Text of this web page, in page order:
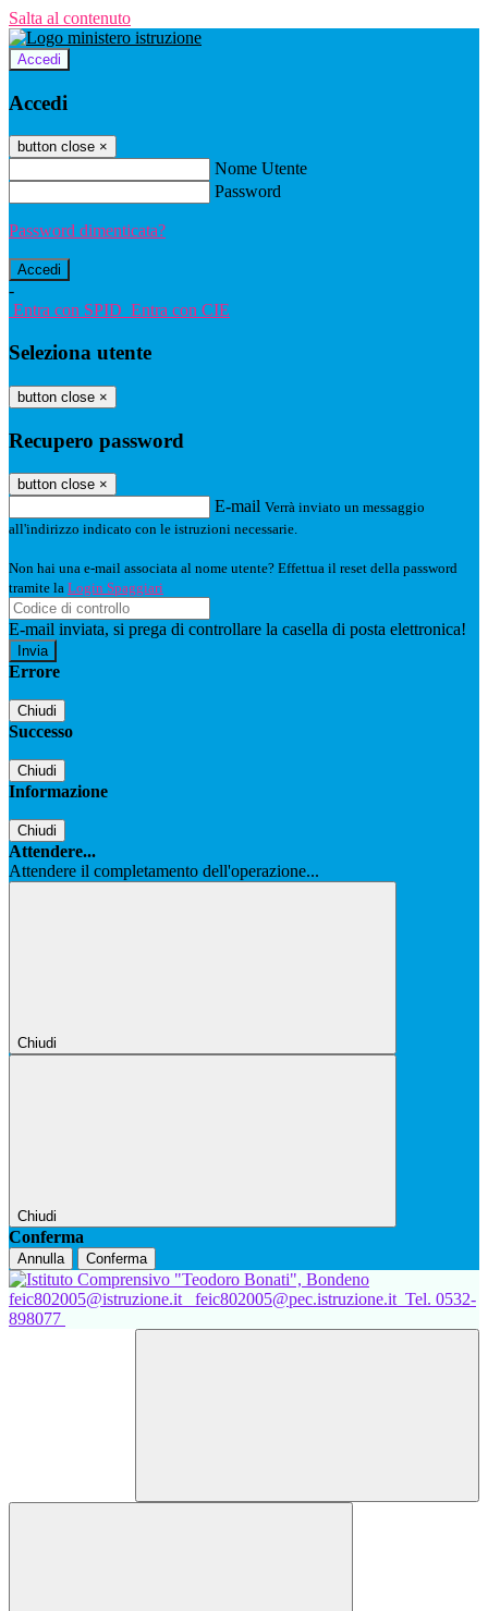
Salta al contenuto
Accedi
Accedi
button close ×
Nome Utente
Password
Password dimenticata?
-
Entra con SPID Entra con CIE
Seleziona utente
button close ×
Recupero password
button close ×
E-mail Verrà inviato un messaggio
all'indirizzo indicato con le istruzioni necessarie.
Non hai una e-mail associata al nome utente? Effettua il reset della password
tramite la Login Spaggiari
E-mail inviata, si prega di controllare la casella di posta elettronica!
Errore
Chiudi
Successo
Chiudi
Informazione
Chiudi
Attendere...
Attendere il completamento dell'operazione...
Chiudi
Chiudi
Conferma
Annulla Conferma
feic802005@istruzione.it feic802005@pec.istruzione.it Tel. 0532-
898077